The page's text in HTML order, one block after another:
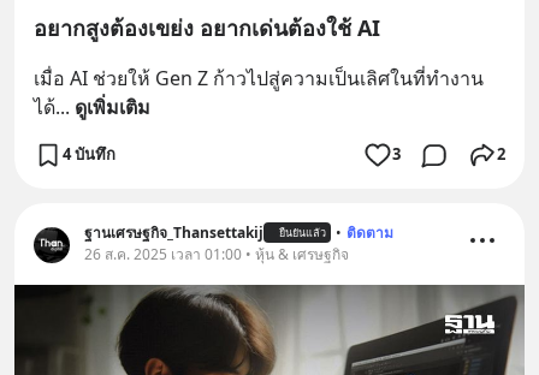
อยากสูงต้องเขย่ง อยากเด่นต้องใช้ AI
เมื่อ AI ช่วยให้ Gen Z ก้าวไปสู่ความเป็นเลิศในที่ทำงาน
ได้... ดูเพิ่มเติม
4 บันทึก 3 2
ฐานเศรษฐกิจ_Thansettakij ยืนยันแล้ว • ติดตาม
26 ส.ค. 2025 เวลา 01:00 • หุ้น & เศรษฐกิจ